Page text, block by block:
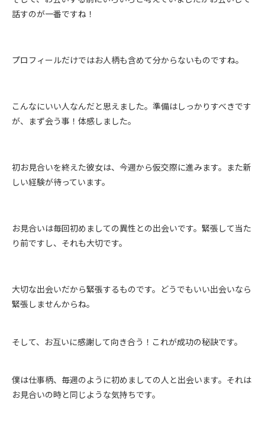
話すのが一番ですね！
プロフィールだけではお人柄も含めて分からないものですね。
こんなにいい人なんだと思えました。準備はしっかりすべきです
が、まず会う事！体感しました。
初お見合いを終えた彼女は、今週から仮交際に進みます。また新
しい経験が待っています。
お見合いは毎回初めましての異性との出会いです。緊張して当た
り前ですし、それも大切です。
大切な出会いだから緊張するものです。どうでもいい出会いなら
緊張しませんからね。
そして、お互いに感謝して向き合う！これが成功の秘訣です。
僕は仕事柄、毎週のように初めましての人と出会います。それは
お見合いの時と同じような気持ちです。